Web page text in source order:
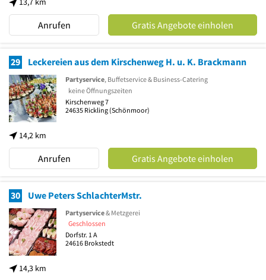
Anrufen Gratis Angebote einholen
29 Leckereien aus dem Kirschenweg H. u. K. Brackmann
14,2 km
Partyservice, Buffetservice & Business-Catering
keine Öffnungszeiten
Kirschenweg 7
24635 Rickling (Schönmoor)
Anrufen Gratis Angebote einholen
30 Uwe Peters SchlachterMstr.
14,3 km
Partyservice& Metzgerei
Geschlossen
Dorfstr. 1 A
24616 Brokstedt